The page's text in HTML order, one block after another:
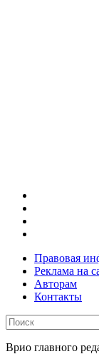
Правовая
Реклама на
Авторам
Контакты
Врио главного